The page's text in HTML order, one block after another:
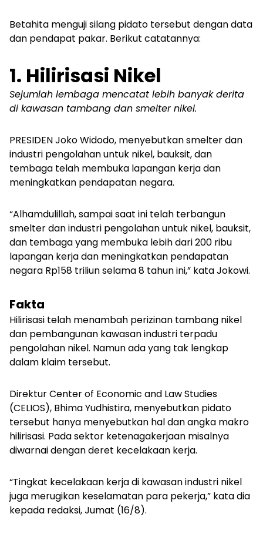
Betahita menguji silang pidato tersebut dengan data
dan pendapat pakar. Berikut catatannya:
1. Hilirisasi Nikel
Sejumlah lembaga mencatat lebih banyak derita
di kawasan tambang dan smelter nikel.
PRESIDEN Joko Widodo, menyebutkan smelter dan
industri pengolahan untuk nikel, bauksit, dan
tembaga telah membuka lapangan kerja dan
meningkatkan pendapatan negara.
“Alhamdulillah, sampai saat ini telah terbangun
smelter dan industri pengolahan untuk nikel, bauksit,
dan tembaga yang membuka lebih dari 200 ribu
lapangan kerja dan meningkatkan pendapatan
negara Rp158 triliun selama 8 tahun ini,” kata Jokowi.
Fakta
Hilirisasi telah menambah perizinan tambang nikel
dan pembangunan kawasan industri terpadu
pengolahan nikel. Namun ada yang tak lengkap
dalam klaim tersebut.
Direktur Center of Economic and Law Studies
(CELIOS), Bhima Yudhistira, menyebutkan pidato
tersebut hanya menyebutkan hal dan angka makro
hilirisasi. Pada sektor ketenagakerjaan misalnya
diwarnai dengan deret kecelakaan kerja.
“Tingkat kecelakaan kerja di kawasan industri nikel
juga merugikan keselamatan para pekerja,” kata dia
kepada redaksi, Jumat (16/8).